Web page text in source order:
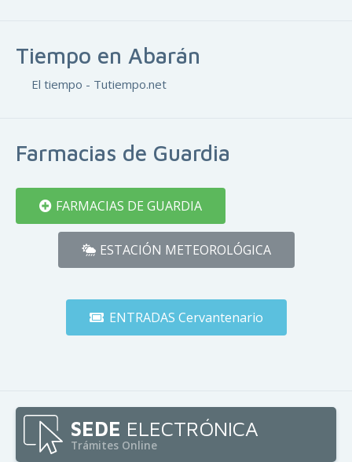
Tiempo en Abarán
El tiempo - Tutiempo.net
Farmacias de Guardia
FARMACIAS DE GUARDIA
ESTACIÓN METEOROLÓGICA
ENTRADAS Cervantenario
SEDE ELECTRÓNICA
Trámites Online